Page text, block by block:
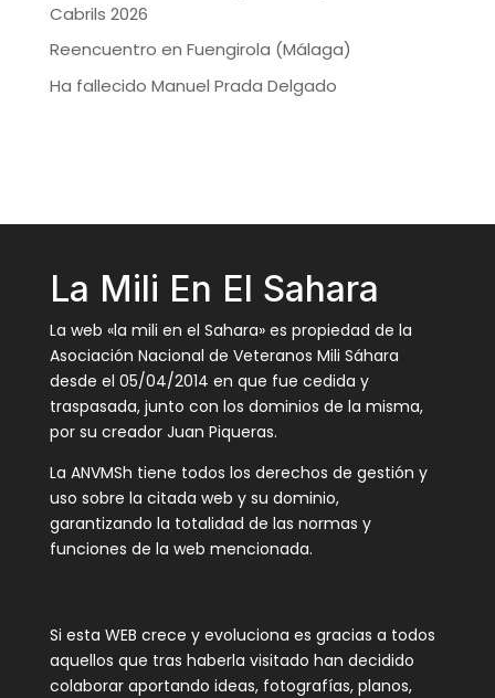
Cabrils 2026
Reencuentro en Fuengirola (Málaga)
Ha fallecido Manuel Prada Delgado
La Mili En El Sahara
La web «la mili en el Sahara» es propiedad de la
Asociación Nacional de Veteranos Mili Sáhara
desde el 05/04/2014 en que fue cedida y
traspasada, junto con los dominios de la misma,
por su creador Juan Piqueras.
La ANVMSh tiene todos los derechos de gestión y
uso sobre la citada web y su dominio,
garantizando la totalidad de las normas y
funciones de la web mencionada.
Si esta WEB crece y evoluciona es gracias a todos
aquellos que tras haberla visitado han decidido
colaborar aportando ideas, fotografías, planos,